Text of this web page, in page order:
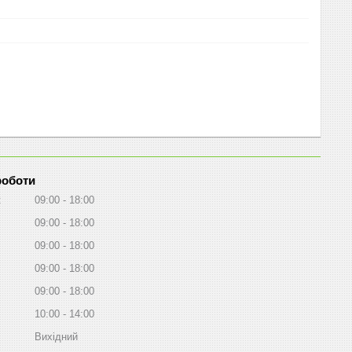
09:00
18:00
09:00
18:00
09:00
18:00
09:00
18:00
09:00
18:00
10:00
14:00
Вихідний